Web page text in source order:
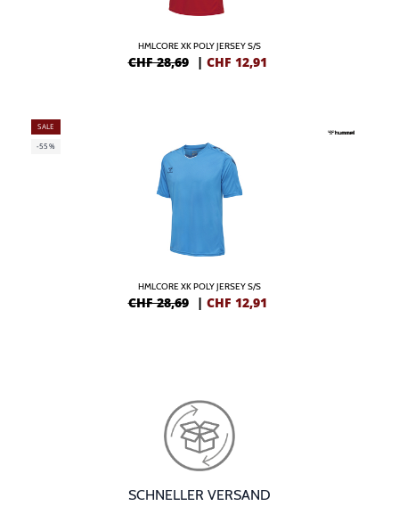
HMLCORE XK POLY JERSEY S/S
CHF 28,69 | CHF 12,91
SALE
-55%
HMLCORE XK POLY JERSEY S/S
CHF 28,69 | CHF 12,91
SCHNELLER VERSAND